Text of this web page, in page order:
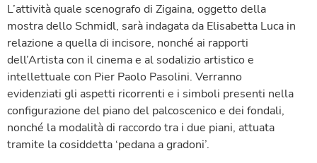
L’attività quale scenografo di Zigaina, oggetto della
mostra dello Schmidl, sarà indagata da Elisabetta Luca in
relazione a quella di incisore, nonché ai rapporti
dell’Artista con il cinema e al sodalizio artistico e
intellettuale con Pier Paolo Pasolini. Verranno
evidenziati gli aspetti ricorrenti e i simboli presenti nella
configurazione del piano del palcoscenico e dei fondali,
nonché la modalità di raccordo tra i due piani, attuata
tramite la cosiddetta ‘pedana a gradoni’.